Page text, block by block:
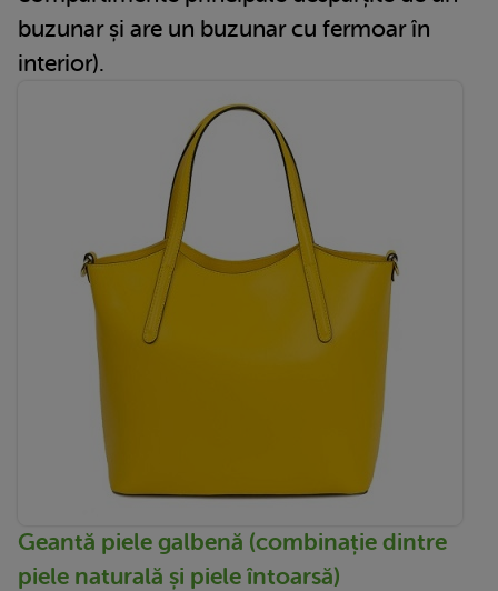
buzunar și are un buzunar cu fermoar în
interior).
Geantă piele galbenă (combinație dintre
piele naturală și piele întoarsă)